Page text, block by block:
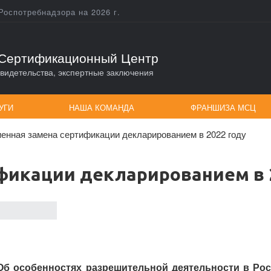
на 2026 г.
Центр
экспертные заключения
НАША КОМАНДА ФРАНШИЗА МСЦ
замена сертификации декларированием в 2022 году
декларированием в
особенностях разрешительной деятельности в